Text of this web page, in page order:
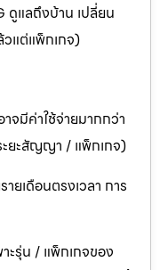
ดูแลถึงบ้าน เปลี่ยน
วแต่แพ็กเกจ)
จมีค่าใช้จ่ายมากกว่า
ยะสัญญา / แพ็กเกจ)
ายเดือนตรงเวลา การ
ะรุ่น / แพ็กเกจของ